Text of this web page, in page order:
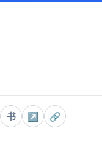
书 ↗ 🔗